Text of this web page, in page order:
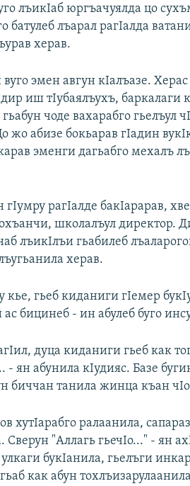
лъикIаб юргъачуялда цо
батулеб лъарал рагIалда
херав.
эмен авгун кIалъазе.
иш тIубаялъухъ, баркалаги
чоде вахарабго гьелъул
жо абизе бокьарав гIадин
эменги дагьабго мехалъ
рагIалде бакIарарав,
школалъул директор.
лъикIлъи гьабилеб
херав.
кье, гьеб киданиги гIемер
бицинеб - ин абулеб буго
дуца киданиги гьеб как
- ян абунила кIудияс. Базе
биччан танила жинца къан
хутIарабго ралаанила,
Сверун "Аллагь гьечIо..." - ян
букIанила, гьелъги
как абун